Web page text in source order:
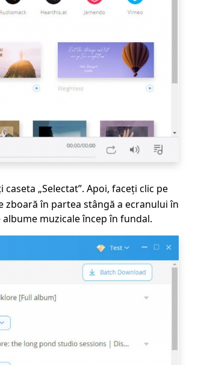
„Selectat”. Apoi, faceți clic pe
în partea stângă a ecranului în
muzicale încep în fundal.